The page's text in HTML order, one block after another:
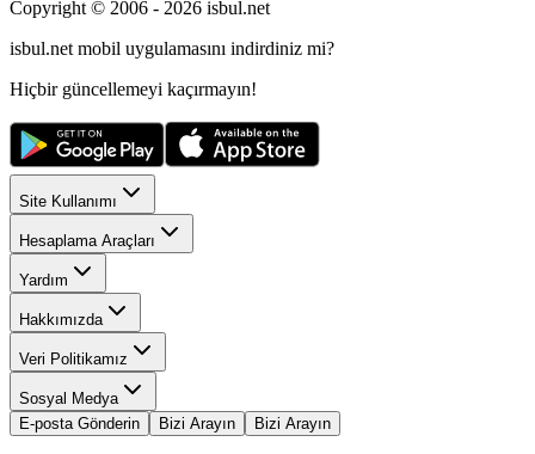
Copyright © 2006 - 2026 isbul.net
isbul.net mobil uygulamasını indirdiniz mi?
Hiçbir güncellemeyi kaçırmayın!
Site Kullanımı
Hesaplama Araçları
Yardım
Hakkımızda
Veri Politikamız
Sosyal Medya
E-posta Gönderin
Bizi Arayın Bizi Arayın